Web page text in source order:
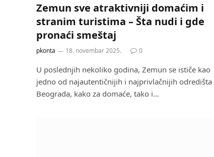
Zemun sve atraktivniji domaćim i
stranim turistima – Šta nudi i gde
pronaći smeštaj
pkonta 18. novembar 2025. 0
U poslednjih nekoliko godina, Zemun se ističe kao
jedno od najautentičnijih i najprivlačnijih odredišta
Beograda, kako za domaće, tako i…